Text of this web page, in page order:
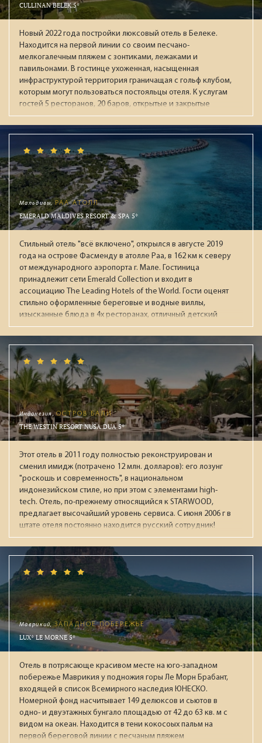
CULLINAN BELEK 5*
Новый 2022 года постройки люксовый отель в Белеке.
Находится на первой линии со своим песчано-
мелкогалечным пляжем с зонтиками, лежаками и
павильонами. В гостинце ухоженная, насыщенная
инфраструктурой территория граничащая с гольф клубом,
которым могут пользоваться постояльцы отеля. К услугам
гостей 5 ресторанов, 20 баров, открытые и закрытые
бассейны (в т.ч. с подогревом зимой), аквапарк с 13
воднымии горками, СПА-центр, тренажёрный зал, детская
зона (Kids & Junior Club), круглосуточный зал ожидания при
раннем заезде / позднем выезде. В течении дня работает
анимационная команда, а по вечерам проходят
театрализованные представления с приглашенными
артистами. В "Ультра Всё включено" входят брендовые
напитки мировых производителей: виски, коньяки,
мартини, водка, джины, ромы и ликеры. На пляже целый
день мороженное, вафли, фрукты. За номерами
закреплены персональные помошники. Рекомендуем для
взыскательной публики.
Мальдивы,РАА АТОЛЛ
EMERALD MALDIVES RESORT & SPA 5*
Стильный отель "всё включено", открылся в августе 2019
года на острове Фасменду в атолле Раа, в 162 км к северу
от международного аэропорта г. Мале. Гостиница
принадлежит сети Emerald Collection и входит в
ассоциацию The Leading Hotels of the World. Гости оценят
стильно оформленные береговые и водные виллы,
изысканные блюда в 4х ресторанах, отличный детский
клуб с большой территорией, широкие возможности для
активного отдыха, хороший песчаный пляж и живой
красивый риф.
Индонезия,ОСТРОВ БАЛИ
THE WESTIN RESORT NUSA DUA 5*
Этот отель в 2011 году полностью реконструирован и
сменил имидж (потрачено 12 млн. долларов): его лозунг
"роскошь и современность", в национальном
индонезийском стиле, но при этом с элементами high-
tech. Отель, по-прежнему относящийся к STARWOOD,
предлагает высочайший уровень сервиса. С июня 2006 г в
штате отеля постоянно находится русский сотрудник!
Маврикий,ЗАПАДНОЕ ПОБЕРЕЖЬЕ
LUX* LE MORNE 5*
Отель в потрясающе красивом месте на юго-западном
побережье Маврикия у подножия горы Ле Морн Брабант,
входящей в список Всемирного наследия ЮНЕСКО.
Номерной фонд насчитывает 149 делюксов и сьютов в
одно- и двуэтажных бунгало площадью от 42 до 63 кв. м с
видом на океан. Находится в тени кокосоых пальм на
первой береговой линии с песчаным пляжем